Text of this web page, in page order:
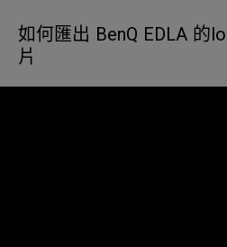
如何匯出 BenQ EDLA 的
片